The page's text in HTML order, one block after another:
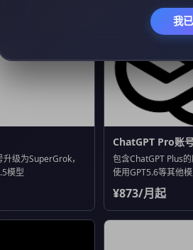
级为SuperGrok，
模型
ChatGPT Pro账
包含ChatGPT Plus
使用GPT5.6等其他
级语音模式，Codex
相较于Plus
¥873/月起
我